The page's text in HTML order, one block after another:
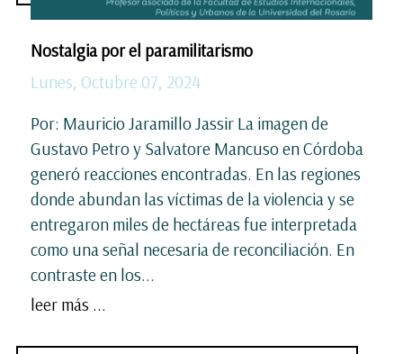
Nostalgia por el paramilitarismo
Lunes, Octubre 07, 2024
Por: Mauricio Jaramillo Jassir La imagen de
Gustavo Petro y Salvatore Mancuso en Córdoba
generó reacciones encontradas. En las regiones
donde abundan las víctimas de la violencia y se
entregaron miles de hectáreas fue interpretada
como una señal necesaria de reconciliación. En
contraste en los...
leer más ...